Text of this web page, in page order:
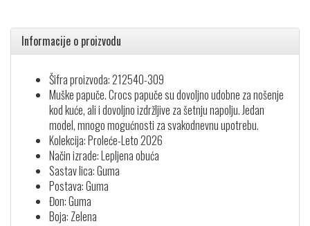
Informacije o proizvodu
Šifra proizvoda: 212540-309
Muške papuče. Crocs papuče su dovoljno udobne za nošenje
kod kuće, ali i dovoljno izdržljive za šetnju napolju. Jedan
model, mnogo mogućnosti za svakodnevnu upotrebu.
Kolekcija: Proleće-Leto 2026
Način izrade: Lepljena obuća
Sastav lica: Guma
Postava: Guma
Đon: Guma
Boja: Zelena